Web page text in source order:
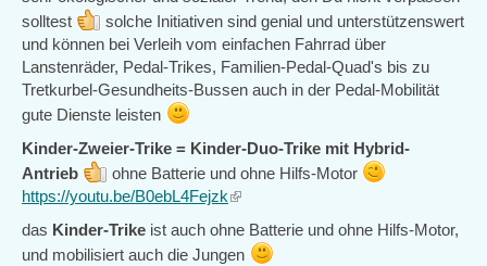
solltest
solche Initiativen sind genial und unterstützenswert
und können bei Verleih vom einfachen Fahrrad über
Lanstenräder, Pedal-Trikes, Familien-Pedal-Quad's bis zu
Tretkurbel-Gesundheits-Bussen auch in der Pedal-Mobilität
gute Dienste leisten
Kinder-Zweier-Trike = Kinder-Duo-Trike mit Hybrid-
Antrieb
ohne Batterie und ohne Hilfs-Motor
https://youtu.be/B0ebL4Fejzk(link
external)
das Kinder-Trike ist auch ohne Batterie und ohne Hilfs-Motor,
und mobilisiert auch die Jungen